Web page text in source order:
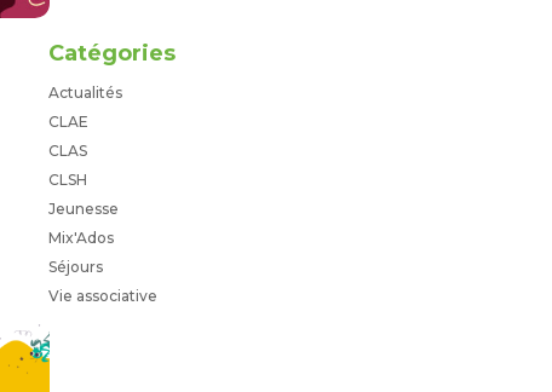
Catégories
Actualités
CLAE
CLAS
CLSH
Jeunesse
Mix'Ados
Séjours
Vie associative